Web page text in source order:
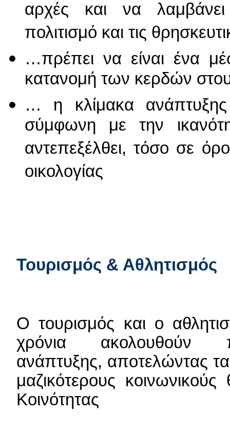
αρχές και να
πολιτισμό και τις
…πρέπει να είναι ένα
κατανομή των κερδών
… η κλίμακα
σύμφωνη με την
αντεπεξέλθει, τόσο σε
οικολογίας
Τουρισμός & Αθλητισμός
Ο τουρισμός και ο
χρόνια ακολουθούν
ανάπτυξης, αποτελώντας
μαζικότερους
Κοινότητας